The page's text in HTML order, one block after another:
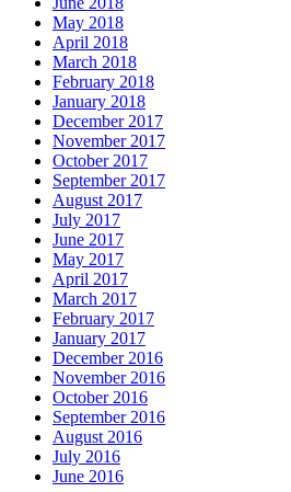
May 2018
April 2018
March 2018
February 2018
January 2018
December 2017
November 2017
October 2017
September 2017
August 2017
July 2017
June 2017
May 2017
April 2017
March 2017
February 2017
January 2017
December 2016
November 2016
October 2016
September 2016
August 2016
July 2016
June 2016